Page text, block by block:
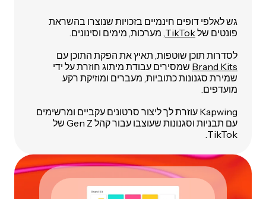
גש לאלפי דופים חינמיים בזכויות שנוצרו בהשראת
פונטים שלTikTok , מערכות, מימים וסינונים.
לסדרות תוכן שוטפות, תאיץ את הפקת התוכן עם
Brand Kits שמסירים עבודת מיתוג חוזרת על ידי
שמירת סגנונות כתוביות, מעברים ומוזיקת רקע
מועדפים.
Kapwing עוזרת לך ליצור סרטונים עקביים ומרשימים
עם תבניות וסגנונות שעוצבו עבור קהל Gen Z של
TikTok.